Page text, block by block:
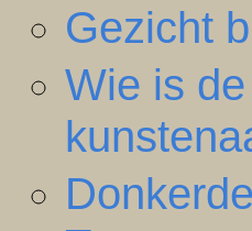
Gezicht
Wie is